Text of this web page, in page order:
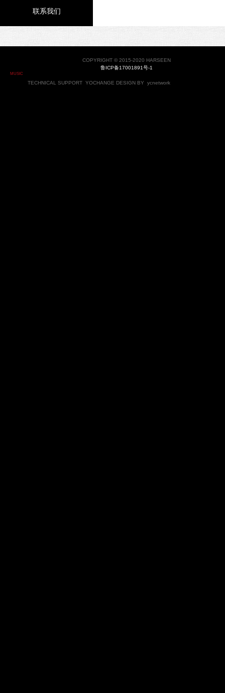
联系我们
MUSIC
COPYRIGHT © 2015-2020 HARSEEN
鲁ICP备17001891号-1
TECHNICAL SUPPORT YOCHANGE DESIGN BY ycnetwork